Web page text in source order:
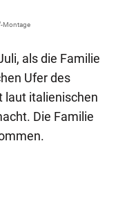
Montage
als die Familie
Ufer des
laut italienischen
Die Familie